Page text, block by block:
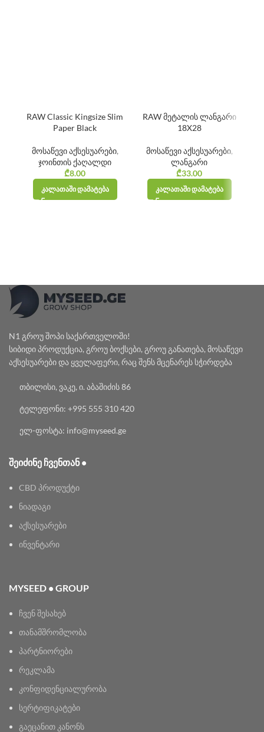
RAW Classic Kingsize Slim
Paper Black
მოსაწევი აქსესუარები,
ჯოინთის ქაღალდი
₾8.00
ᲙᲐᲚᲐᲗᲐᲨᲘ ᲓᲐᲛᲐᲢᲔᲑᲐ
RAW მეტალის ლანგარი
18X28
მოსაწევი აქსესუარები,
ლანგარი
₾33.00
ᲙᲐᲚᲐᲗᲐᲨᲘ ᲓᲐᲛᲐᲢᲔᲑᲐ
N1 გროუ შოპი საქართველოში!
სიბიდი პროდუქცია, გროუ ბოქსები, გროუ განათება, მოსაწევი
აქსესუარები და ყველაფერი, რაც შენს მცენარეს სჭირდება
თბილისი, ვაკე, ი. აბაშიძის 86
ტელეფონი: +995 555 310 420
ელ-ფოსტა: info@myseed.ge
ᲨᲔᲘᲫᲘᲜᲔ ᲩᲕᲔᲜᲗᲐᲜ •
CBD პროდუქტი
ნიადაგი
აქსესუარები
ინვენტარი
MYSEED • GROUP
ჩვენ შესახებ
თანამშრომლობა
პარტნიორები
რეკლამა
კონფიდენციალურობა
სერტიფიკატები
გაეცანით კანონს